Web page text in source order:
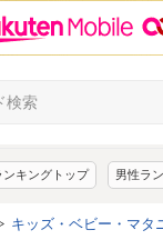
ンキングトップ 男性ラ
キッズ・ベビー・マタ